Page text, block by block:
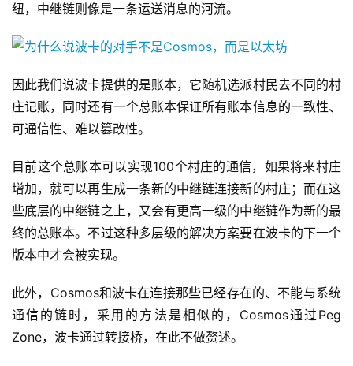
纽，中继链则像是一条运送消息的河流。
因此我们说波卡提供的是账本，它随机选派村民去不同的村
庄记账，同时还有一个总账本保证所有账本信息的一致性、
可通信性、难以篡改性。
目前这个总账本可以实现100个村庄的通信，如果将来村庄
增加，就可以再生成一条新的中继链连接新的村庄；而在这
些底层的中继链之上，又会有更高一级的中继链作为新的最
终的总账本。不过这种多层级的解决方案要在波卡的下一个
版本中才会被实现。
此外，Cosmos和波卡在连接那些已经存在的、不能与系统
通信的链时，采用的方法是相似的，Cosmos通过Peg
Zone，波卡通过转接桥，在此不做赘述。